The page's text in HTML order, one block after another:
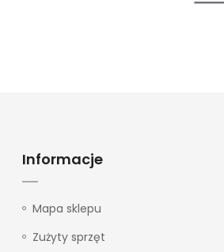
Informacje
Mapa sklepu
Zużyty sprzęt